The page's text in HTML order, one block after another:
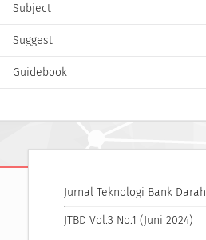
Subject
Suggest
Guidebook
Jurnal Teknologi Bank Darah
JTBD Vol.3 No.1 (Juni 2024)